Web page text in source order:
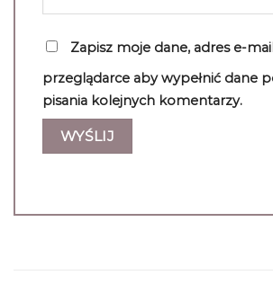
Zapisz moje dane, adres e-
przeglądarce aby wypełnić dane
pisania kolejnych komentarzy.